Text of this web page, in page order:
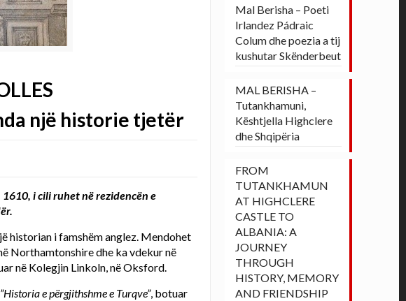
një historie tjetër
i cili ruhet në rezidencën e
historian i famshëm anglez. Mendohet
Northamtonshire dhe ka vdekur në
në Kolegjin Linkoln, në Oksford.
”Historia e përgjithshme e Turqve”, botuar
Mal Berisha – Poeti
Irlandez Pádraic
Colum dhe poezia a tij
kushutar Skënderbeut
MAL BERISHA –
Tutankhamuni,
Kështjella Highclere
dhe Shqipëria
FROM
TUTANKHAMUN
AT HIGHCLERE
CASTLE TO
ALBANIA: A
JOURNEY
THROUGH
HISTORY, MEMORY
AND FRIENDSHIP